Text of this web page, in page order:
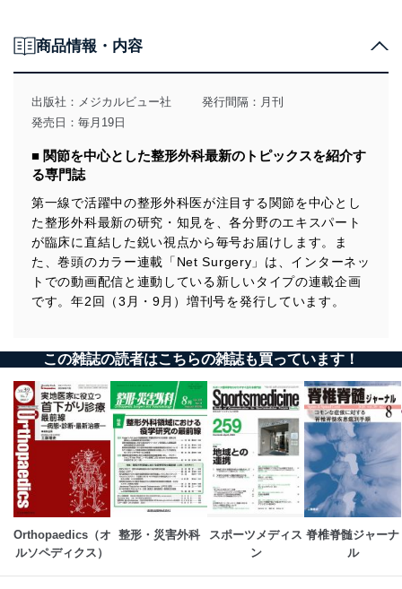
商品情報・内容
出版社： メジカルビュー社
発行間隔：月刊
発売日：毎月19日
■ 関節を中心とした整形外科最新のトピックスを紹介す
る専門誌
第一線で活躍中の整形外科医が注目する関節を中心とし
た整形外科最新の研究・知見を、各分野のエキスパート
が臨床に直結した鋭い視点から毎号お届けします。ま
た、巻頭のカラー連載「Net Surgery」は、インターネッ
トでの動画配信と連動している新しいタイプの連載企画
です。年2回（3月・9月）増刊号を発行しています。
この雑誌の読者はこちらの雑誌も買っています！
Orthopaedics（オ
ルソペディクス）
整形・災害外科
スポーツメディス
ン
脊椎脊髄ジャーナ
ル